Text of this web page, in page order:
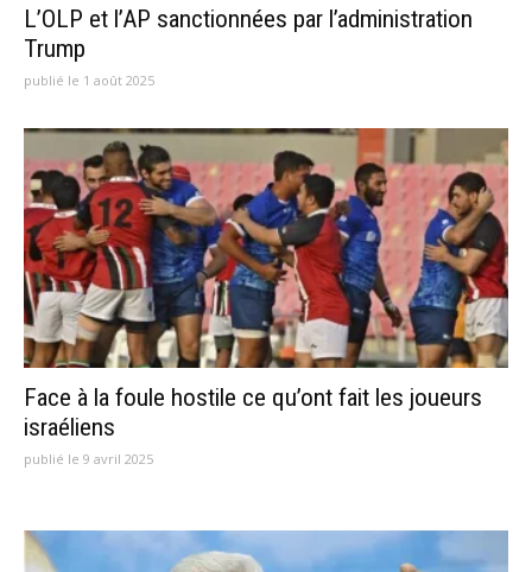
L’OLP et l’AP sanctionnées par l’administration
Trump
publié le 1 août 2025
Face à la foule hostile ce qu’ont fait les joueurs
israéliens
publié le 9 avril 2025